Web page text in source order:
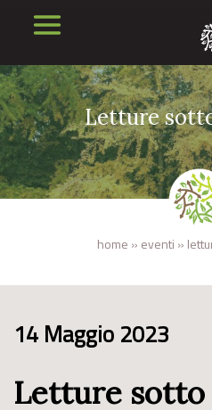
Letture
home » eventi »
14 Maggio 2023
Letture sotto